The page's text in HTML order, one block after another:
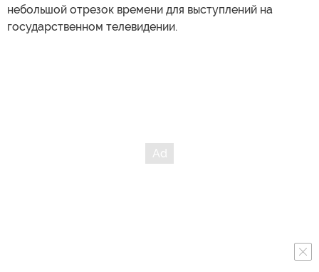
небольшой отрезок времени для выступлений на
государственном телевидении.